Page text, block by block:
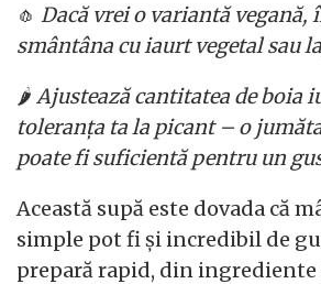
🧄 Dacă vrei o variantă vegană,
smântâna cu iaurt vegetal sau
🌶️ Ajustează cantitatea de boia
toleranța ta la picant – o
poate fi suficientă pentru un
Această supă este dovada că
simple pot fi și incredibil de
prepară rapid, din ingrediente